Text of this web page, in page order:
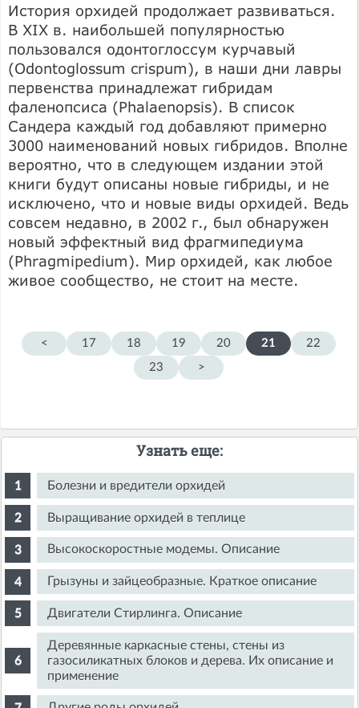
История орхидей продолжает развиваться.
В XIX в. наибольшей популярностью
пользовался одонтоглоссум курчавый
(Odontoglossum crispum), в наши дни лавры
первенства принадлежат гибридам
фаленопсиса (Phalaenopsis). В список
Сандера каждый год добавляют примерно
3000 наименований новых гибридов. Вполне
вероятно, что в следующем издании этой
книги будут описаны новые гибриды, и не
исключено, что и новые виды орхидей. Ведь
совсем недавно, в 2002 г., был обнаружен
новый эффектный вид фрагмипедиума
(Phragmipedium). Мир орхидей, как любое
живое сообщество, не стоит на месте.
< 17 18 19 20 21
22
23
>
Узнать еще:
Болезни и вредители орхидей
Выращивание орхидей в теплице
Высокоскоростные модемы. Описание
Грызуны и зайцеобразные. Краткое описание
Двигатели Стирлинга. Описание
Деревянные каркасные стены, стены из
газосиликатных блоков и дерева. Их описание и
применение